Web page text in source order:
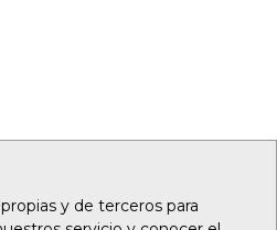
y de terceros para